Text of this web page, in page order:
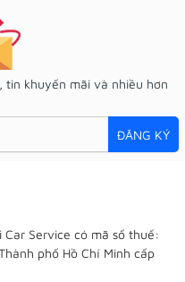
tin khuyến mãi và nhiều hơn
ĐĂNG KÝ
Car Service có mã số thuế:
phố Hồ Chí Minh cấp